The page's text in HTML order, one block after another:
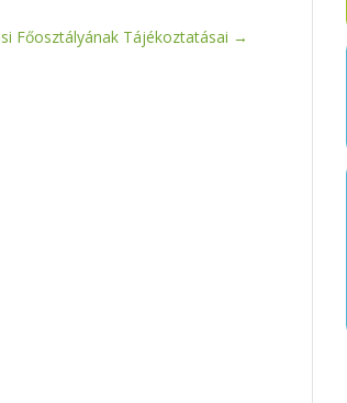
Főosztályának Tájékoztatásai →